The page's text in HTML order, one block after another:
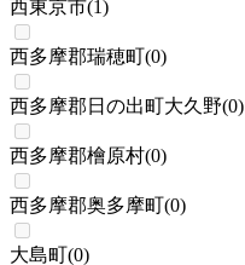
西東京市(1)
西多摩郡瑞穂町(0)
西多摩郡日の出町大久野(0)
西多摩郡檜原村(0)
西多摩郡奥多摩町(0)
大島町(0)